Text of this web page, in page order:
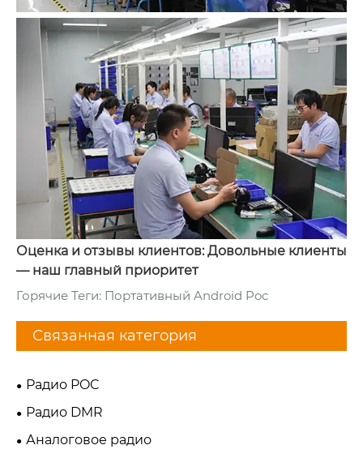
Оценка и отзывы клиентов: Довольные клиенты
— наш главный приоритет
Горячие Теги: Портативный Android Poc
Связанная категория
Радио POC
Радио DMR
Аналоговое радио